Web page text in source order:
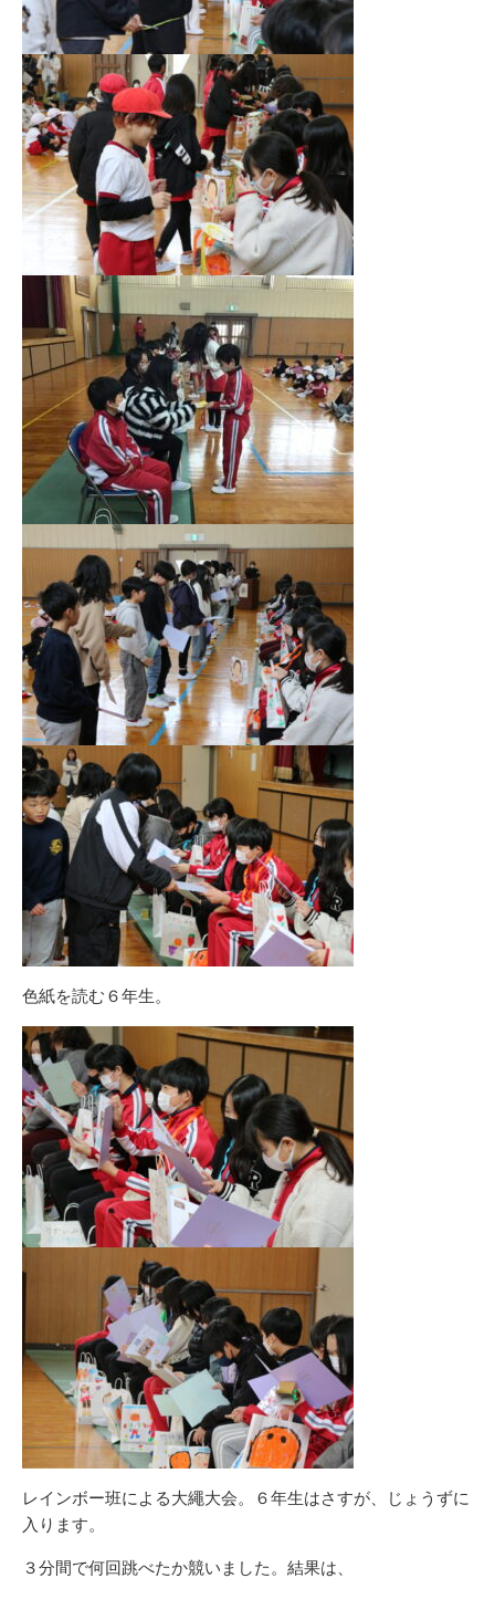
色紙を読む６年生。
レインボー班による大繩大会。６年生はさすが、じょうずに
入ります。
３分間で何回跳べたか競いました。結果は、